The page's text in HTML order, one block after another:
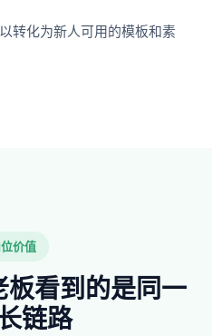
转化为新人可用的模板和素
价值
看到的是同一
链路